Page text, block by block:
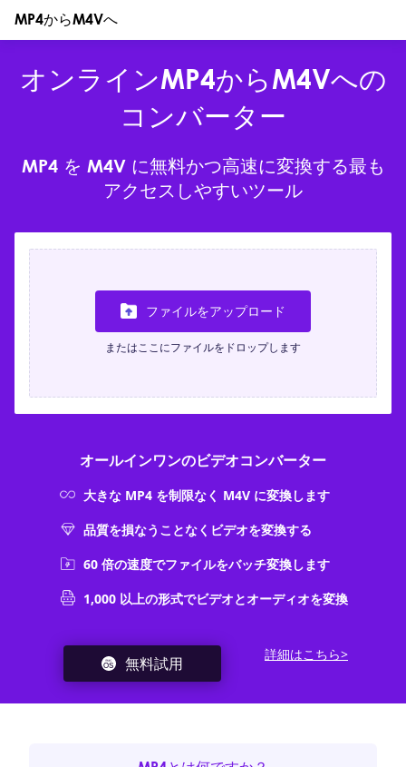
MP4からM4Vへ
オンラインMP4からM4Vへの
コンバーター
MP4 を M4V に無料かつ高速に変換する最も
アクセスしやすいツール
ファイルをアップロード
またはここにファイルをドロップします
オールインワンのビデオコンバーター
大きな MP4 を制限なく M4V に変換します
品質を損なうことなくビデオを変換する
60 倍の速度でファイルをバッチ変換します
1,000 以上の形式でビデオとオーディオを変換
無料試用
詳細はこちら>